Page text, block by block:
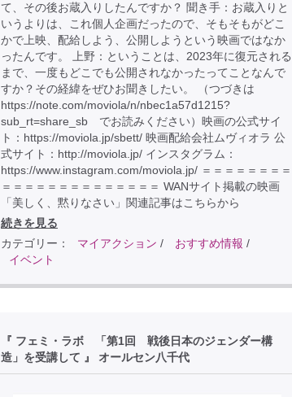
て、その後お蔵入りしたんですか？ 聞き手：お蔵入りと
いうよりは、これ個人企画だったので、そもそもがどこ
かで上映、配給しよう、公開しようという映画ではなか
ったんです。 上野：ということは、2023年に復元される
まで、一度もどこでも公開されなかったってことなんで
すか？その経緯をぜひお聞きしたい。 （つづきは
https://note.com/moviola/n/nbec1a57d1215?
sub_rt=share_sb でお読みください）映画の公式サイ
ト：https://moviola.jp/sbett/ 映画配給会社ムヴィオラ 公
式サイト：http://moviola.jp/ インスタグラム：
https://www.instagram.com/moviola.jp/ ＝＝＝＝＝＝＝＝
＝＝＝＝＝＝＝＝＝＝＝＝＝＝ WANサイト掲載の映画
「美しく、黙りなさい」関連記事はこちらから
続きを見る
カテゴリー：
マイアクション / おすすめ情報 /
イベント
『 フェミ・ラボ 「第1回 戦後日本のジェンダー構
造」を受講して 』 オールセン八千代